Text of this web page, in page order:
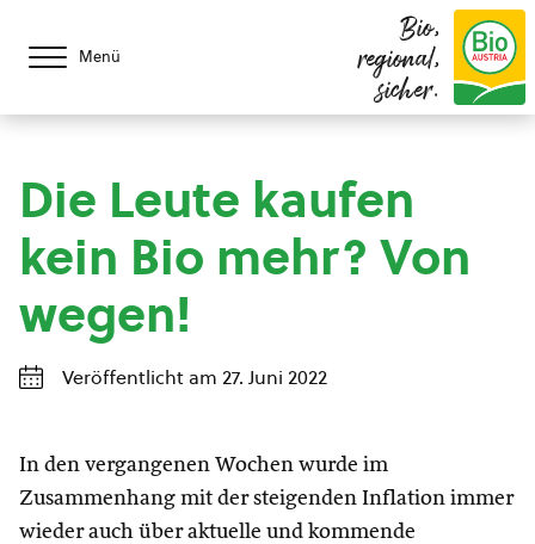
Menü
Bio,
regional,
sicher.
Die Leute kaufen
kein Bio mehr? Von
wegen!
Veröffentlicht am 27. Juni 2022
In den vergangenen Wochen wurde im
Zusammenhang mit der steigenden Inflation immer
wieder auch über aktuelle und kommende